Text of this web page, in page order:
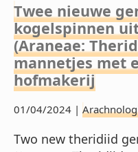
Twee nieuwe
kogelspinnen
(Araneae:
mannetjes met
hofmakerij
01/04/2024 |
Two new theridiid